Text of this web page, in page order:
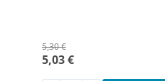
5,30 €
5,03 €